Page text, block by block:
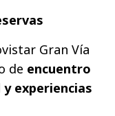
Gran Vía
de encuentro
experiencias